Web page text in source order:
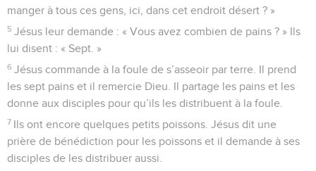
manger à tous ces gens, ici, dans cet endroit désert ? »
5 Jésus leur demande : « Vous avez combien de pains ? » Ils
lui disent : « Sept. »
6 Jésus commande à la foule de s’asseoir par terre. Il prend
les sept pains et il remercie Dieu. Il partage les pains et les
donne aux disciples pour qu’ils les distribuent à la foule.
7 Ils ont encore quelques petits poissons. Jésus dit une
prière de bénédiction pour les poissons et il demande à ses
disciples de les distribuer aussi.